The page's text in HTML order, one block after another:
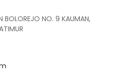
BOLOREJO NO. 9 KAUMAN,